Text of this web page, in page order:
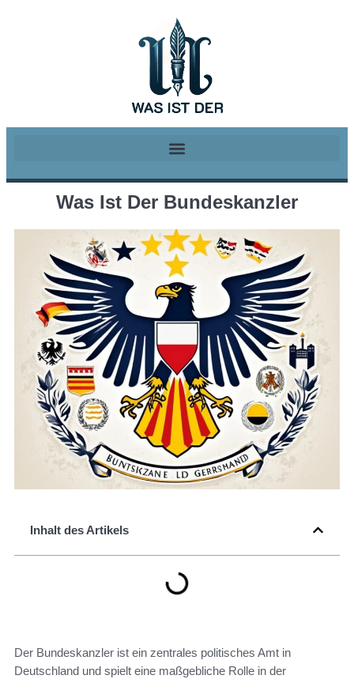
Was Ist Der Bundeskanzler
Inhalt des Artikels
Der Bundeskanzler ist ein zentrales politisches Amt in
Deutschland und spielt eine maßgebliche Rolle in der